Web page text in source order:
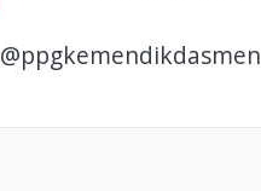
@ppgkemendikdasmen